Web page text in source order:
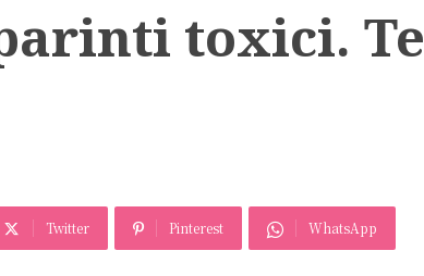
toxici. Te
Twitter Pinterest WhatsApp